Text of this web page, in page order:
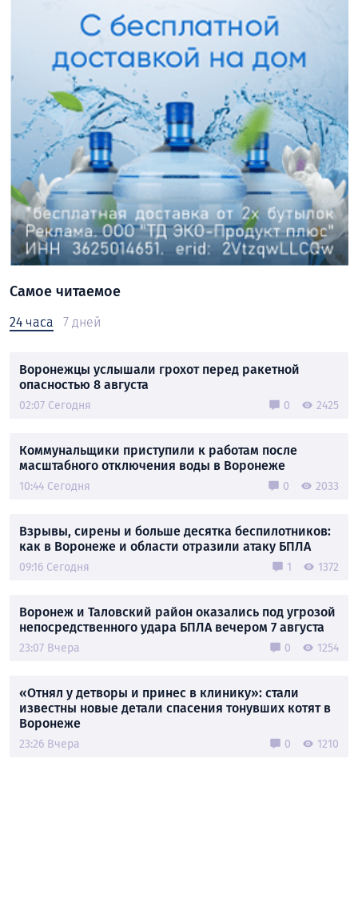
Самое читаемое
24 часа 7 дней
Воронежцы услышали грохот перед ракетной
опасностью 8 августа
02:07 Сегодня 0 2425
Коммунальщики приступили к работам после
масштабного отключения воды в Воронеже
10:44 Сегодня 0 2033
Взрывы, сирены и больше десятка беспилотников:
как в Воронеже и области отразили атаку БПЛА
09:16 Сегодня 1 1372
Воронеж и Таловский район оказались под угрозой
непосредственного удара БПЛА вечером 7 августа
23:07 Вчера 0 1254
«Отнял у детворы и принес в клинику»: стали
известны новые детали спасения тонувших котят в
Воронеже
23:26 Вчера 0 1210